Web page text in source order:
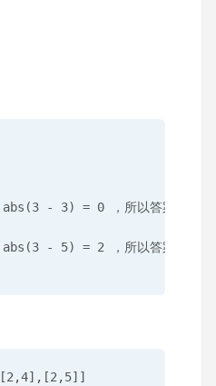
- 3) = 0 ，所以答案为 3 。